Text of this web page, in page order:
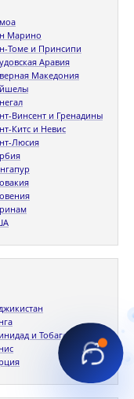
Марино
Томе и Принсипи
Аравия
Македония
Винсент и Гренадины
Китс и Невис
Люсия
и Тобаго